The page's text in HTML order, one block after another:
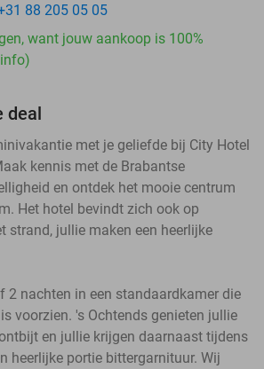
88 205 05 05
want jouw aankoop is 100%
deal
met je geliefde bij City Hotel
kennis met de Brabantse
en ontdek het mooie centrum
Het hotel bevindt zich ook op
strand, jullie maken een heerlijke
2 nachten in een standaardkamer die
voorzien. 's Ochtends genieten jullie
en jullie krijgen daarnaast tijdens
heerlijke portie bittergarnituur. Wij